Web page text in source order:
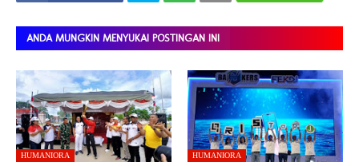
ANDA MUNGKIN MENYUKAI POSTINGAN INI
HUMANIORA HUMANIORA